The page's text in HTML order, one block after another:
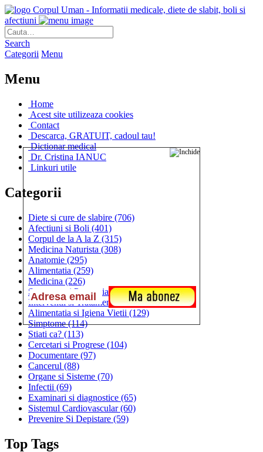
Corpul Uman - Informatii medicale, diete de slabit, boli si
afectiuni
Search
Categorii Menu
Menu
Home
Acest site utilizeaza cookies
Contact
Descarca, GRATUIT, cadoul tau!
Dictionar medical
Dr. Cristina IANUC
Linkuri utile
Categorii
Diete si cure de slabire (706)
Afectiuni si Boli (401)
Corpul de la A la Z (315)
Medicina Naturista (308)
Anatomie (295)
Alimentatia (259)
Medicina (226)
Sanatatea si Preventia(170)
Interventii si Tratamente(167)
Alimentatia si Igiena Vietii (129)
Simptome(114)
Stiati ca? (113)
Cercetari si Progrese (104)
Documentare (97)
Cancerul (88)
Organe si Sisteme (70)
Infectii (69)
Examinari si diagnostice (65)
Sistemul Cardiovascular(60)
Prevenire Si Depistare (59)
Top Tags